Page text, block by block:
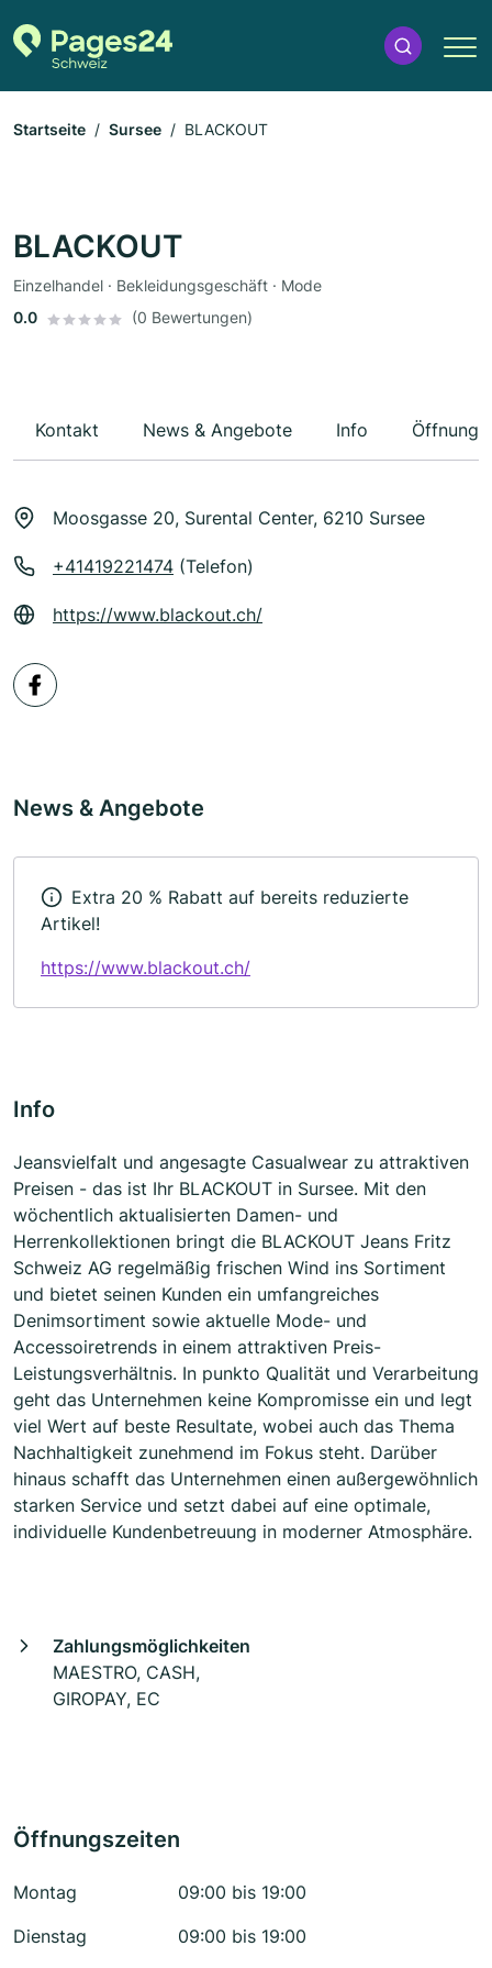
Startseite Sursee BLACKOUT
BLACKOUT
Einzelhandel · Bekleidungsgeschäft · Mode
0.0
(0 Bewertungen)
Kontakt News & Angebote Info
Moosgasse 20, Surental Center, 6210 Sursee
+41419221474 (Telefon)
https://www.blackout.ch/
News & Angebote
Extra 20 % Rabatt auf bereits reduzierte
Artikel!
https://www.blackout.ch/
Info
Jeansvielfalt und angesagte Casualwear zu attraktiven
Preisen - das ist Ihr BLACKOUT in Sursee. Mit den
wöchentlich aktualisierten Damen- und
Herrenkollektionen bringt die BLACKOUT Jeans Fritz
Schweiz AG regelmäßig frischen Wind ins Sortiment
und bietet seinen Kunden ein umfangreiches
Denimsortiment sowie aktuelle Mode- und
Accessoiretrends in einem attraktiven Preis-
Leistungsverhältnis. In punkto Qualität und Verarbeitung
geht das Unternehmen keine Kompromisse ein und legt
viel Wert auf beste Resultate, wobei auch das Thema
Nachhaltigkeit zunehmend im Fokus steht. Darüber
hinaus schafft das Unternehmen einen außergewöhnlich
starken Service und setzt dabei auf eine optimale,
individuelle Kundenbetreuung in moderner Atmosphäre.
Zahlungsmöglichkeiten
MAESTRO, CASH,
GIROPAY, EC
Öffnungszeiten
Montag
09:00 bis 19:00
Dienstag
09:00 bis 19:00